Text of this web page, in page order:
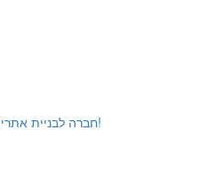
חברה לבניית אתרים ושיווק דיגיטלי בפולפאוור!